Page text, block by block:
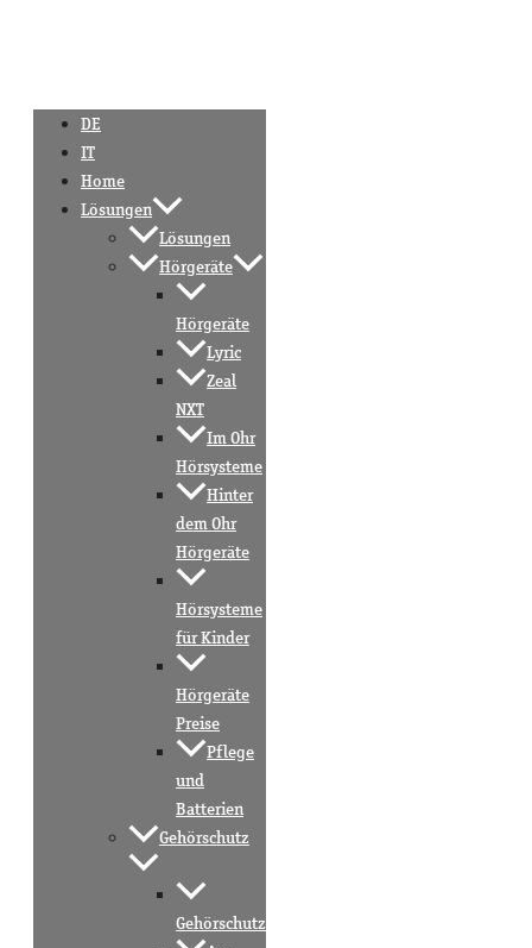
DE
IT
Home
Lösungen
Lösungen
Hörgeräte
Hörgeräte
Lyric
Zeal
NXT
Im Ohr
Hörsysteme
Hinter
dem Ohr
Hörgeräte
Hörsysteme
für Kinder
Hörgeräte
Preise
Pflege
und
Batterien
Gehörschutz
Gehörschutz